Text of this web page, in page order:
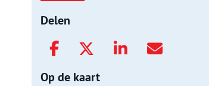
Delen
Op de kaart